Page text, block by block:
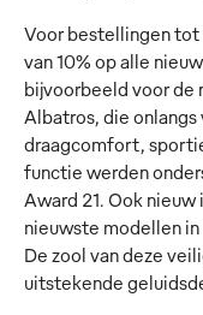
Voor bestellingen
van 10% op alle
bijvoorbeeld voor de
Albatros, die
draagcomfort,
functie werden
Award 21. Ook
nieuwste modellen
De zool van deze
uitstekende